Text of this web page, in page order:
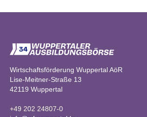
Wirtschaftsförderung Wuppertal AöR
Lise-Meitner-Straße 13
42119 Wuppertal
+49 202 24807-0